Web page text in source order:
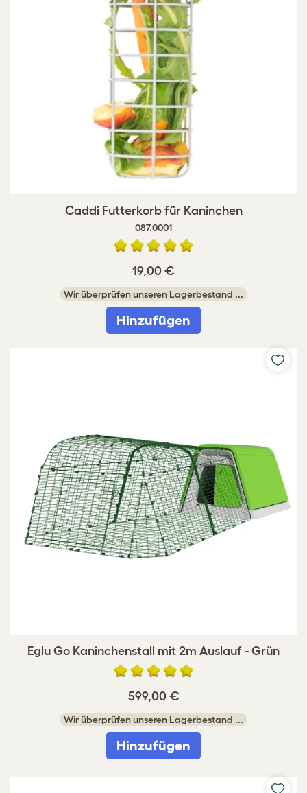
Caddi Futterkorb für Kaninchen
087.0001
19,00 €
Wir überprüfen unseren Lagerbestand ...
Hinzufügen
Eglu Go Kaninchenstall mit 2m Auslauf - Grün
599,00 €
Wir überprüfen unseren Lagerbestand ...
Hinzufügen